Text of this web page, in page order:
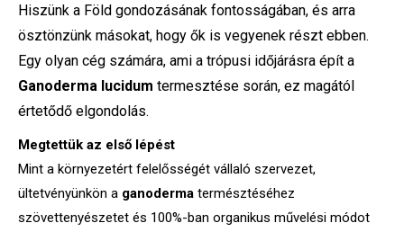
Hiszünk a Föld gondozásának fontosságában, és arra
ösztönzünk másokat, hogy ők is vegyenek részt ebben.
Egy olyan cég számára, ami a trópusi időjárásra épít a
Ganoderma lucidum termesztése során, ez magától
értetődő elgondolás.
Megtettük az első lépést
Mint a környezetért felelősségét vállaló szervezet,
ültetvényünkön a ganoderma természtéséhez
szövettenyészetet és 100%-ban organikus művelési módot